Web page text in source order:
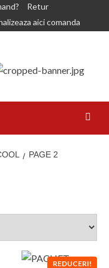
Retur
aici comanda
PAGE 2
REDUCERI!